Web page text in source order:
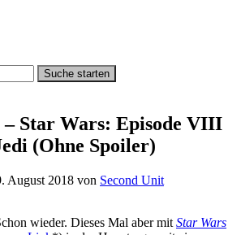
Suche starten
Star Wars: Episode VIII
(Ohne Spoiler)
August 2018 von Second Unit
wieder. Dieses Mal aber mit Star Wars